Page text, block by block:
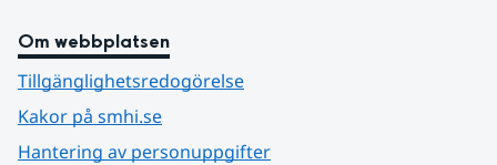
Om webbplatsen
Tillgänglighetsredogörelse
Kakor på smhi.se
Hantering av personuppgifter